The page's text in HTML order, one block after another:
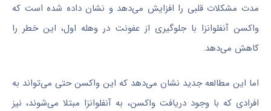
مدت مشکلات قلبی را افزایش می‌دهد و نشان داده شده است که
واکسن آنفلوانزا با جلوگیری از عفونت در وهله اول، این خطر را
کاهش می‌دهد.
اما این مطالعه جدید نشان می‌دهد که این واکسن حتی می‌تواند به
افرادی که با وجود دریافت واکسن، به آنفلوانزا مبتلا می‌شوند، نیز